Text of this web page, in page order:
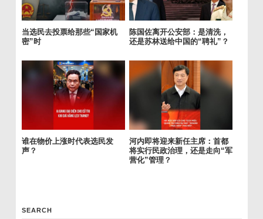
当选民去投票给那些“国家机
密”时
陈国佐离开公安部：是清洗，
还是苏林送给中国的“聘礼”？
谁在物价上涨时代表选民发
声？
河内即将迎来新任主席：首都
将实行民政治理，还是走向“军
营化”管理？
SEARCH